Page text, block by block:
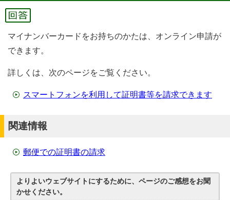
マイナンバーカードをお持ちのかたは、オンライン申請が
できます。
詳しくは、次のページをご覧ください。
スマートフォンを利用して証明書等を請求できます
関連情報
郵便での証明書の請求
よりよいウェブサイトにするために、ページのご感想をお聞
かせください。